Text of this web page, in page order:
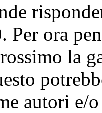
Per ora
la
autori e/